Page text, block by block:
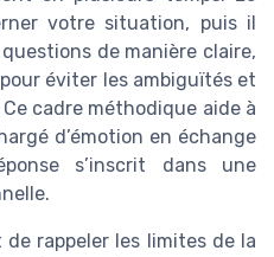
votre situation, puis il
de manière claire,
éviter les ambiguïtés et
cadre méthodique aide à
d’émotion en échange
s’inscrit dans une
rappeler les limites de la